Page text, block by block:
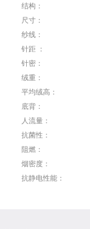
结构：
尺寸：
纱线：
针距 ：
针密：
绒重：
平均绒高：
底背：
人流量：
抗菌性：
阻燃：
烟密度：
抗静电性能：